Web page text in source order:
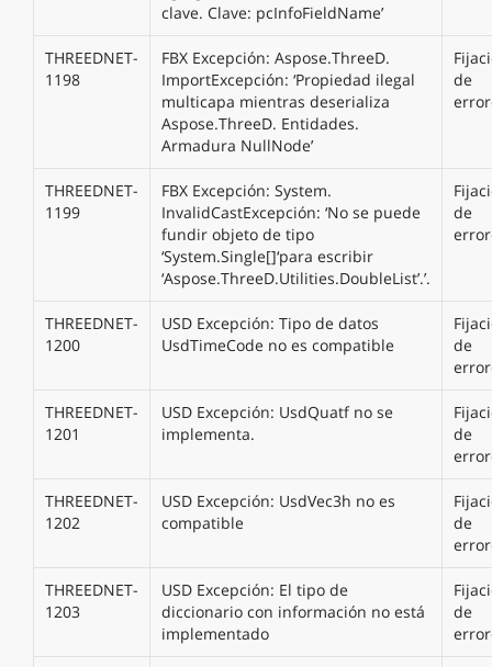
clave. Clave: pcInfoFieldName’
THREEDNET-
1198
FBX Excepción: Aspose.ThreeD.
ImportExcepción: ‘Propiedad ilegal
multicapa mientras deserializa
Aspose.ThreeD. Entidades.
Armadura NullNode’
de
THREEDNET-
1199
FBX Excepción: System.
InvalidCastExcepción: ‘No se puede
fundir objeto de tipo
‘System.Single[]‘para escribir
‘Aspose.ThreeD.Utilities.DoubleList’.’.
de
THREEDNET-
1200
USD Excepción: Tipo de datos
UsdTimeCode no es compatible
de
THREEDNET-
1201
USD Excepción: UsdQuatf no se
implementa.
de
THREEDNET-
1202
USD Excepción: UsdVec3h no es
compatible
de
THREEDNET-
1203
USD Excepción: El tipo de
diccionario con información no está
implementado
de